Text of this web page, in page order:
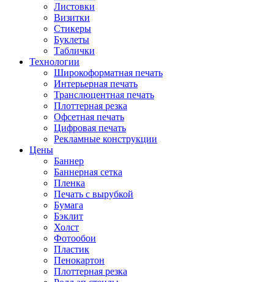
Листовки
Визитки
Стикеры
Буклеты
Таблички
Технологии
Широкоформатная печать
Интерьерная печать
Транслюцентная печать
Плоттерная резка
Офсетная печать
Цифровая печать
Рекламные конструкции
Цены
Баннер
Баннерная сетка
Пленка
Печать с вырубкой
Бумага
Бэклит
Холст
Фотообои
Пластик
Пенокартон
Плоттерная резка